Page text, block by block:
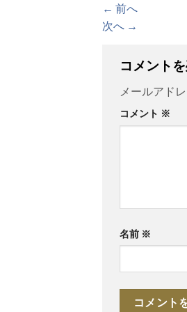
← 前へ
次へ →
コメント
メールアド
コメント ※
名前 ※